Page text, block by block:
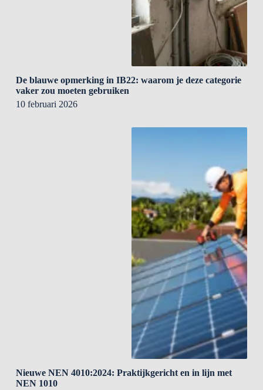
De blauwe opmerking in IB22: waarom je deze categorie
vaker zou moeten gebruiken
10 februari 2026
Nieuwe NEN 4010:2024: Praktijkgericht en in lijn met
NEN 1010